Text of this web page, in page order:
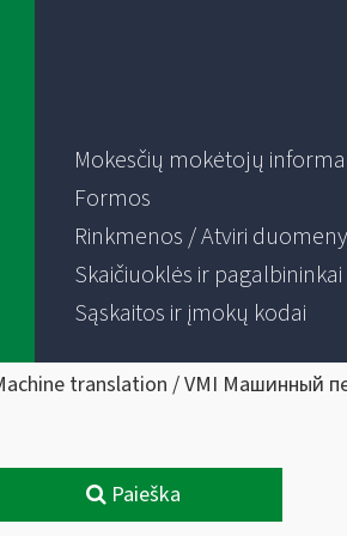
Mokesčių mokėtojų
Formos
Rinkmenos / Atviri
Skaičiuoklės ir pagalbininkai
Sąskaitos ir įmokų kodai
translation / VMI Машинный
Paieška